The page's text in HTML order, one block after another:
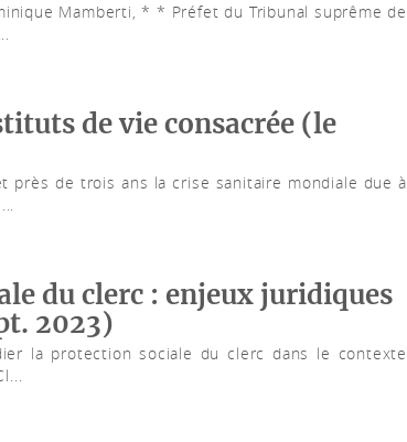
Mamberti, * * Préfet du Tribunal suprême de
de vie consacrée (le
près de trois ans la crise sanitaire mondiale due à
du clerc : enjeux juridiques
2023)
la protection sociale du clerc dans le contexte